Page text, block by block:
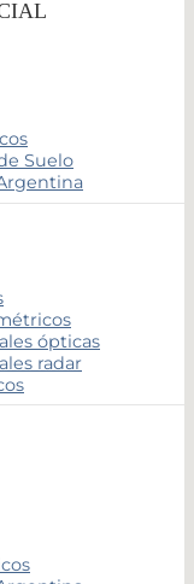
Suelo
ópticas
radar